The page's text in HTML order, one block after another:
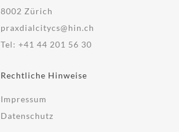
8002 Zürich
praxdialcitycs@hin.ch
Tel: +41 44 201 56 30
Rechtliche Hinweise
Impressum
Datenschutz